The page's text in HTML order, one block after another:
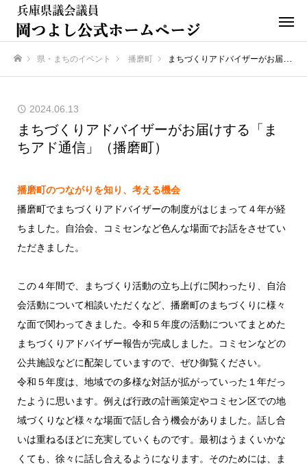
県・まちのイベント 播磨町 まちづくりアドバイザーがお届けする「まちアド通信」（播磨町）
2024.06.13
まちづくりアドバイザーがお届けする「ま
ちアド通信」（播磨町）
播磨町のつながりを知り、考える機会
播磨町でまちづくりアドバイザーの制度がはじまって４年が経
ちました。自治会、コミセンなど色んな場面でお話をさせてい
ただきました。
この４年間で、まちづくり活動の立ち上げに関わったり、自治
会活動について相談いただくなど、播磨町のまちづくりに様々
な面で関わってきました。令和５年度の活動についてまとめた
まちづくりアドバイザー報告が完成しました。コミセンなどの
公共施設などに配架していますので、ぜひ御覧ください。
令和５年度は、地域での多様な対話が拡がっていった１年だっ
たように思います。例えば行政の計画策定やコミセン区での地
域づくりなど様々な場面で話し合う機会がありました。話し合
いは重ねるほどに充実していくものです。最初はうまくいかな
くても、徐々に話し合えるようになります。そのためには、ま